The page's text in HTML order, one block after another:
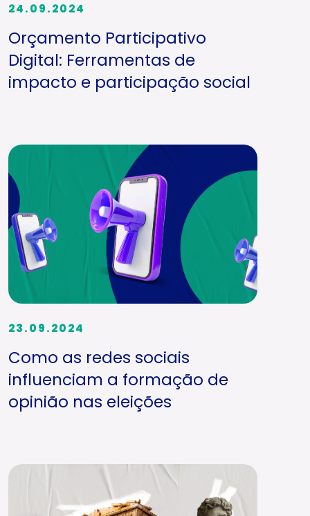
24.09.2024
Orçamento Participativo
Digital: Ferramentas de
impacto e participação social
23.09.2024
Como as redes sociais
influenciam a formação de
opinião nas eleições